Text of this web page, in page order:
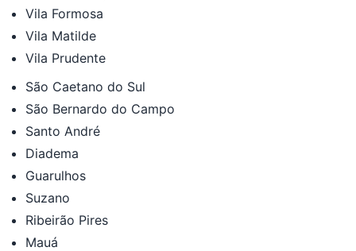
Vila Formosa
Vila Matilde
Vila Prudente
São Caetano do Sul
São Bernardo do Campo
Santo André
Diadema
Guarulhos
Suzano
Ribeirão Pires
Mauá